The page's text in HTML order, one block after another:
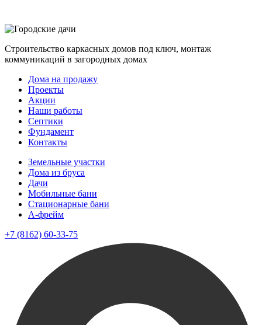
Строительство каркасных домов под ключ, монтаж
коммуникаций в загородных домах
Дома на продажу
Проекты
Акции
Наши работы
Септики
Фундамент
Контакты
Земельные участки
Дома из бруса
Дачи
Мобильные бани
Стационарные бани
A-фрейм
+7 (8162) 60-33-75